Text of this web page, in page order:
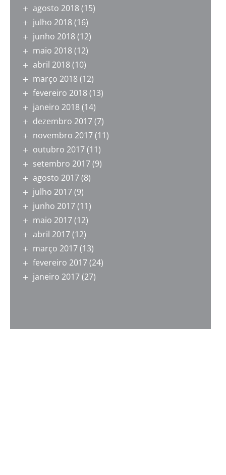
agosto 2018(15)
julho 2018(16)
junho 2018(12)
maio 2018(12)
abril 2018(10)
março 2018(12)
fevereiro 2018(13)
janeiro 2018(14)
dezembro 2017(7)
novembro 2017(11)
outubro 2017(11)
setembro 2017(9)
agosto 2017(8)
julho 2017(9)
junho 2017(11)
maio 2017(12)
abril 2017(12)
março 2017(13)
fevereiro 2017(24)
janeiro 2017(27)